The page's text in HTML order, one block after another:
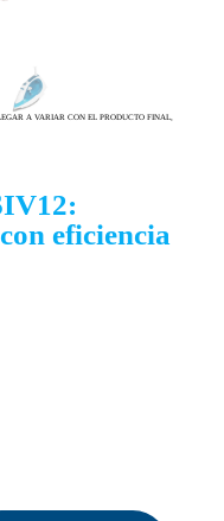
A VARIAR CON EL PRODUCTO FINAL,
eficiencia